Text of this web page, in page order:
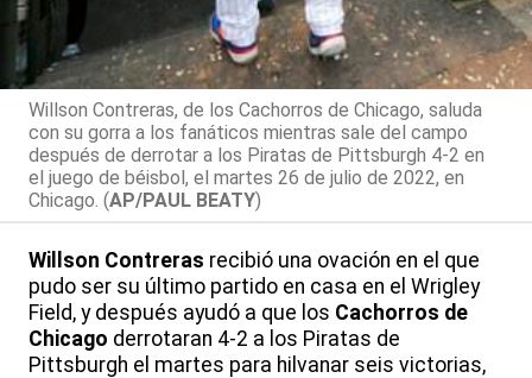
Willson Contreras, de los Cachorros de Chicago, saluda
con su gorra a los fanáticos mientras sale del campo
después de derrotar a los Piratas de Pittsburgh 4-2 en
el juego de béisbol, el martes 26 de julio de 2022, en
Chicago. (AP/PAUL BEATY)
Willson Contreras recibió una ovación en el que
pudo ser su último partido en casa en el Wrigley
Field, y después ayudó a que los Cachorros de
Chicago derrotaran 4-2 a los Piratas de
Pittsburgh el martes para hilvanar seis victorias,